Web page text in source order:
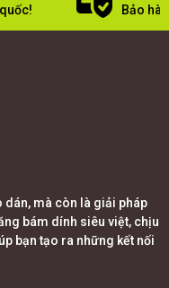
Bảo
mà còn là giải pháp
bám dính siêu việt, chịu
bạn tạo ra những kết nối